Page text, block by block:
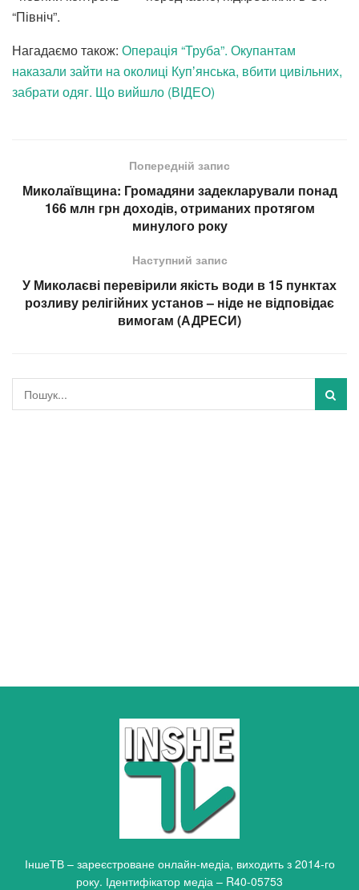
“Північ”.
Нагадаємо також: Операція “Труба”. Окупантам
наказали зайти на околиці Купʼянська, вбити цивільних,
забрати одяг. Що вийшло (ВІДЕО)
Попередній запис
Миколаївщина: Громадяни задекларували понад
166 млн грн доходів, отриманих протягом
минулого року
Наступний запис
У Миколаєві перевірили якість води в 15 пунктах
розливу релігійних установ – ніде не відповідає
вимогам (АДРЕСИ)
ІншеТВ – зареєстроване онлайн-медіа, виходить з 2014-го
року. Ідентифікатор медіа – R40-05753